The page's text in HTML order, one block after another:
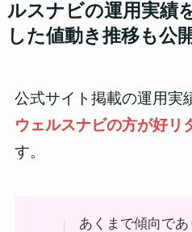
ルスナビの運用実績
した値動き推移も公
公式サイト掲載の運用実
ウェルスナビの方が好リ
す。
あくまで傾向で